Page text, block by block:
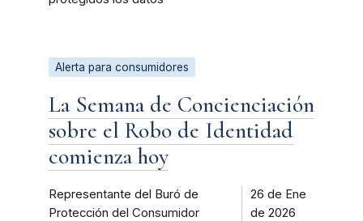
Alerta para consumidores
La Semana de Concienciación
sobre el Robo de Identidad
comienza hoy
Representante del Buró de
Protección del Consumidor
26 de Ene
de 2026